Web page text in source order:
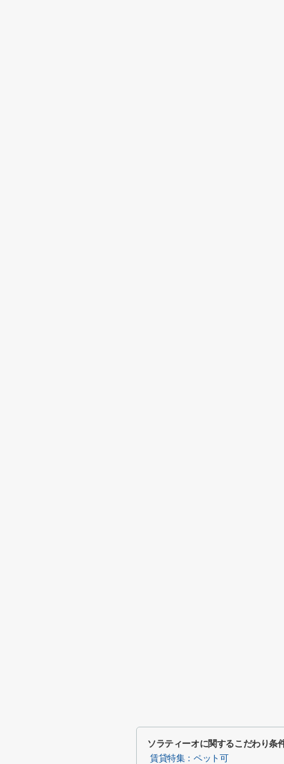
ソラティーオに関するこだわり条
賃貸特集：ペット可